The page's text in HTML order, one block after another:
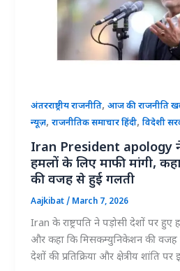
अंतरराष्ट्रीय राजनीति,आज की राजनीति
न्यूज़,राजनीतिक समाचार हिंदी,विदेशी
Iran President apology ने
हमलों के लिए माफी मांगी,
की वजह से हुई गलती
Aajkibat/ March 7, 2026
Iran के राष्ट्रपति ने पड़ोसी देशों पर हुए
और कहा कि मिसकम्युनिकेशन की वजह
देशों की प्रतिक्रिया और क्षेत्रीय शांति पर